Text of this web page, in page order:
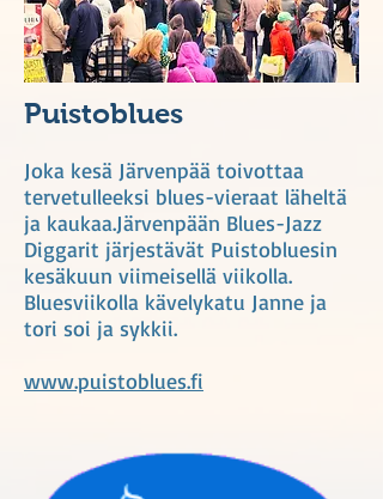
Puistoblues
Joka kesä Järvenpää toivottaa
tervetulleeksi blues-vieraat läheltä
ja kaukaa.Järvenpään Blues-Jazz
Diggarit järjestävät Puistobluesin
kesäkuun viimeisellä viikolla.
Bluesviikolla kävelykatu Janne ja
tori soi ja sykkii.
www.puistoblues.fi